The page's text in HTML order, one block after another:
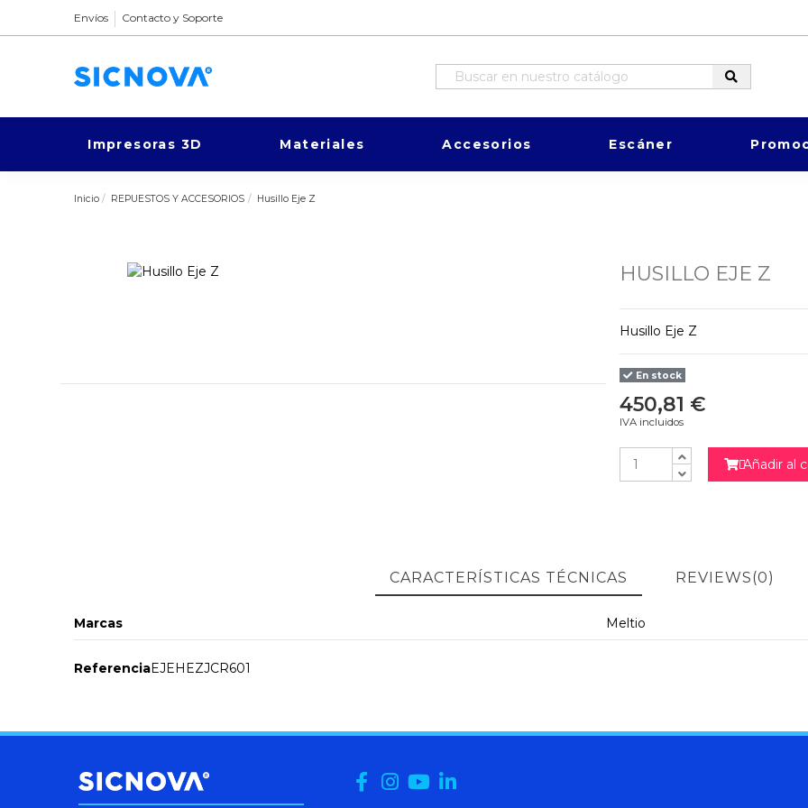
Envíos Contacto y Soporte
Impresoras 3D Materiales Accesorios Escáner
Inicio REPUESTOS Y ACCESORIOS Husillo Eje Z
HUSILLO EJE Z
Husillo Eje Z
En stock
450,81 €
IVA incluidos

Añadir al
CARACTERÍSTICAS TÉCNICAS REVIEWS(0)
Marcas Meltio
ReferenciaEJEHEZJCR601